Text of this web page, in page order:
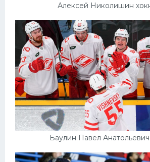
Алексей Николишин
Баулин Павел